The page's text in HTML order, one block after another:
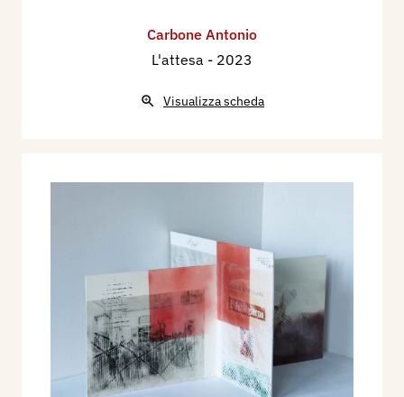
Carbone Antonio
L'attesa - 2023
Visualizza scheda